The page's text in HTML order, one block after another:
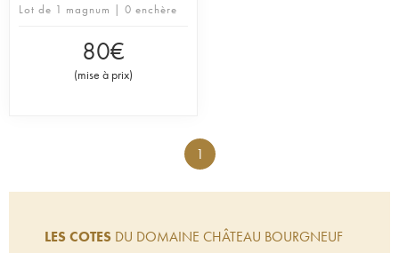
Lot de 1 magnum | 0 enchère
80€
(mise à prix)
1
LES COTES DU DOMAINE CHÂTEAU BOURGNEUF